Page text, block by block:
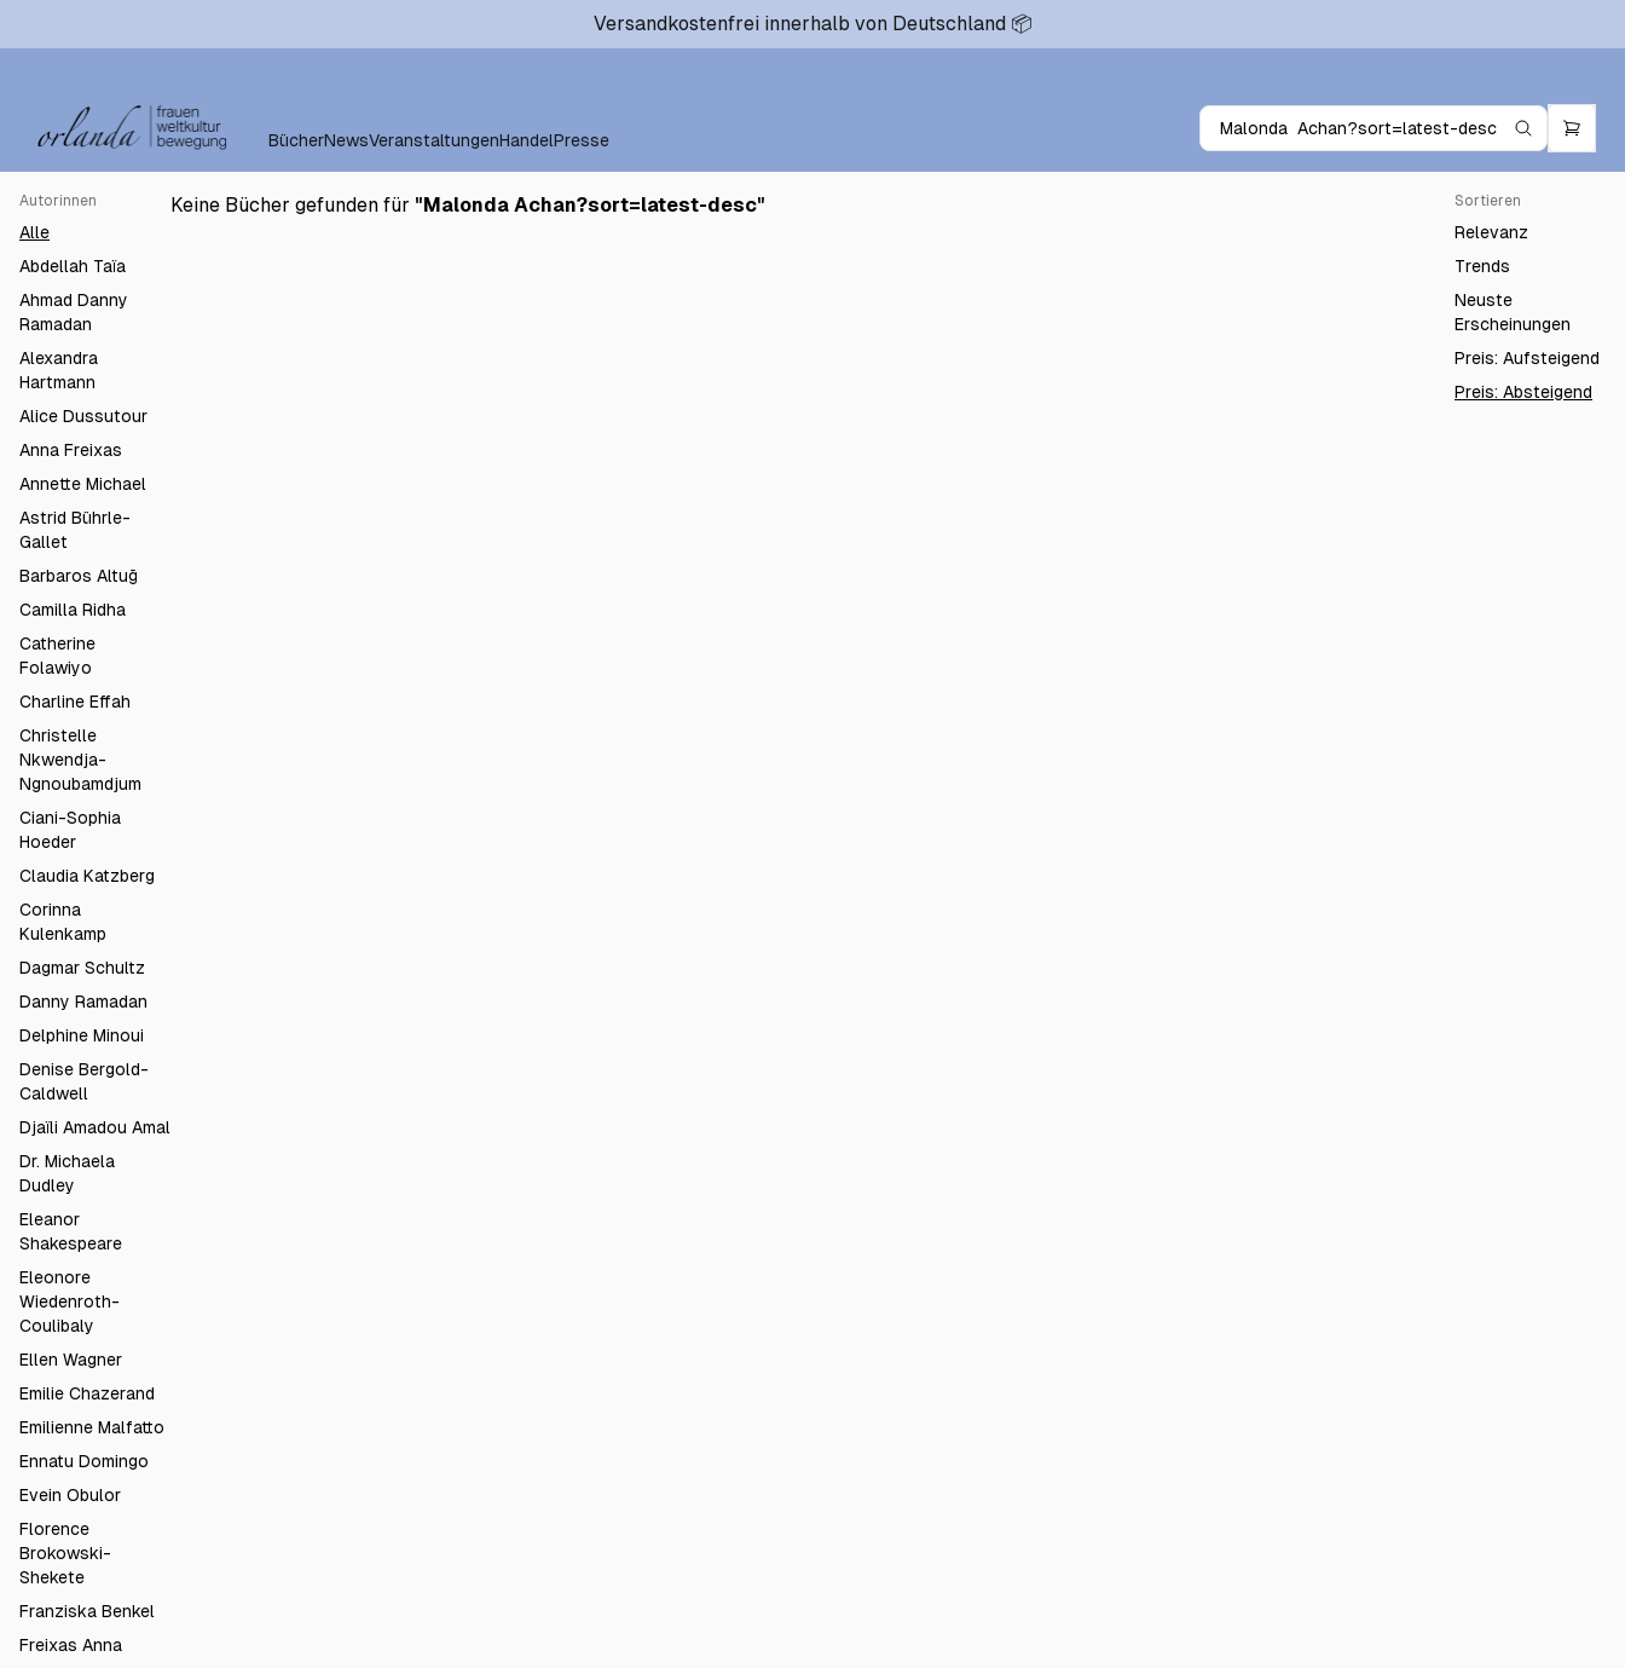
Versandkostenfrei innerhalb von Deutschland 📦
BücherNewsVeranstaltungenHandelPresse
Autorinnen
Alle
Abdellah Taïa
Ahmad Danny
Ramadan
Alexandra
Hartmann
Alice Dussutour
Anna Freixas
Annette Michael
Astrid Bührle-
Gallet
Barbaros Altuğ
Camilla Ridha
Catherine
Folawiyo
Charline Effah
Christelle
Nkwendja-
Ngnoubamdjum
Ciani-Sophia
Hoeder
Claudia Katzberg
Corinna
Kulenkamp
Dagmar Schultz
Danny Ramadan
Delphine Minoui
Denise Bergold-
Caldwell
Djaïli Amadou Amal
Dr. Michaela
Dudley
Eleanor
Shakespeare
Eleonore
Wiedenroth-
Coulibaly
Ellen Wagner
Emilie Chazerand
Emilienne Malfatto
Ennatu Domingo
Evein Obulor
Florence
Brokowski-
Shekete
Franziska Benkel
Freixas Anna
Keine Bücher gefunden für "Malonda Achan?sort=latest-desc" Sortieren
Relevanz
Trends
Neuste
Erscheinungen
Preis: Aufsteigend
Preis: Absteigend